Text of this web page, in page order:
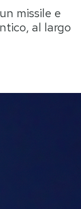
missile e
al largo